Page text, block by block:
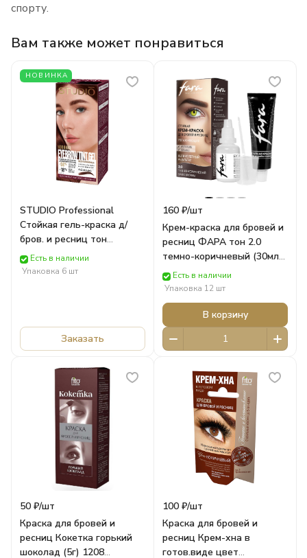
спорту.
Вам также может понравиться
НОВИНКА
STUDIO Professional
Стойкая гель-краска д/
бров. и ресниц тон
Медный каштан 15 мл
250045 Роколор
Есть в наличии
Упаковка 6 шт
Заказать
160 ₽/шт
Крем-краска для бровей и
ресниц ФАРА тон 2.0
темно-коричневый (30мл)
705708 Краска для волос
FARA
Есть в наличии
Упаковка 12 шт
В корзину
50 ₽/шт
Краска для бровей и
ресниц Кокетка горький
шоколад (5г) 1208
100 ₽/шт
Краска для бровей и
ресниц Крем-хна в
готов.виде цвет